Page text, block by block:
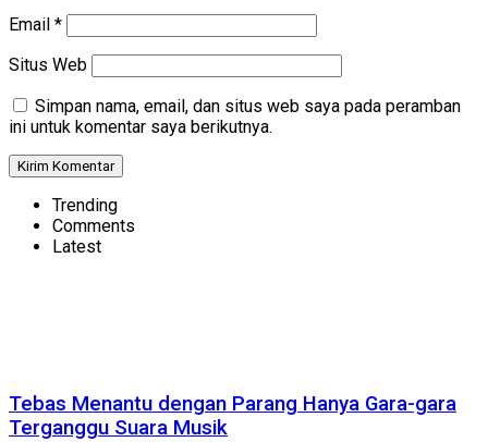
Email *
Situs Web
Simpan nama, email, dan situs web saya pada peramban
ini untuk komentar saya berikutnya.
Trending
Comments
Latest
Tebas Menantu dengan Parang Hanya Gara-gara
Terganggu Suara Musik